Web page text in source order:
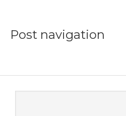
Post navigation